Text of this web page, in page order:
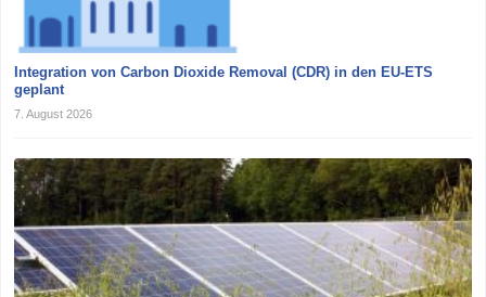
Integration von Carbon Dioxide Removal (CDR) in den EU-ETS
geplant
7. August 2026